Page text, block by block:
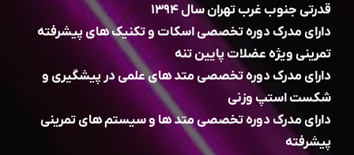
قدرتی جنوب غرب تهران سال ۱۳۹۴
دارای مدرک دوره تخصصی اسکات و تکنیک های پیشرفته
تمرینی ویژه عضلات پایین تنه
دارای مدرک دوره تخصصی متد های علمی در پیشگیری و
شکست استپ وزنی
دارای مدرک دوره تخصصی متد ها و سیستم های تمرینی
پیشرفته